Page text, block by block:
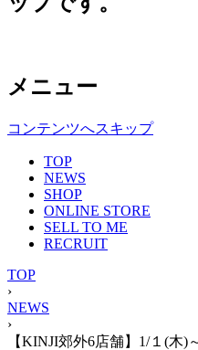
メニュー
コンテンツへスキップ
TOP
NEWS
SHOP
ONLINE STORE
SELL TO ME
RECRUIT
TOP
›
NEWS
›
【KINJI郊外6店舗】1/１(木)